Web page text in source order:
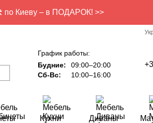
по Киеву – в ПОДАРОК! >>
Укр
График работы:
Будние:
09:00–20:00
Сб-Вс:
10:00–16:00
Кухни Диваны